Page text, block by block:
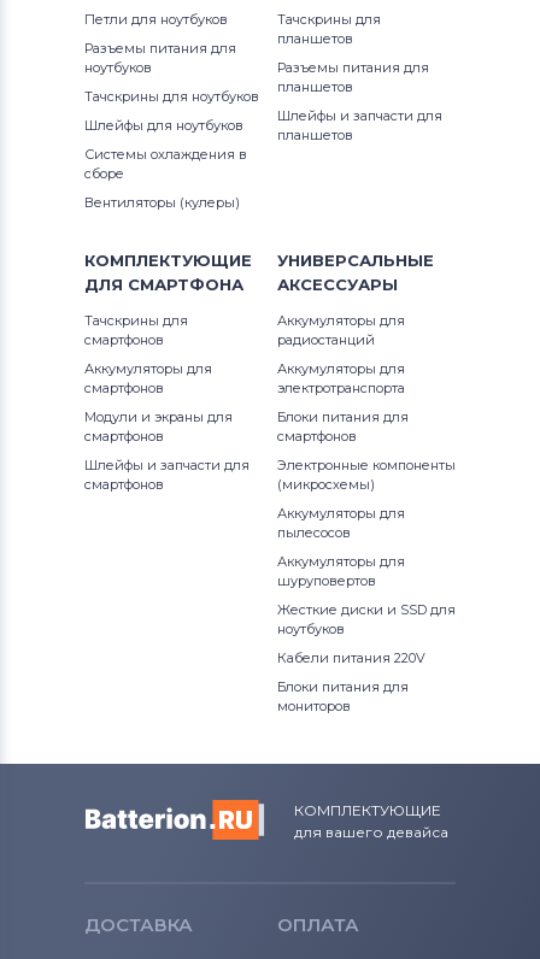
Петли для ноутбуков
Разъемы питания для
ноутбуков
Тачскрины для ноутбуков
Шлейфы для ноутбуков
Системы охлаждения в
сборе
Вентиляторы (кулеры)
Тачскрины для
планшетов
Разъемы питания для
планшетов
Шлейфы и запчасти для
планшетов
КОМПЛЕКТУЮЩИЕ
ДЛЯ СМАРТФОНА
Тачскрины для
смартфонов
Аккумуляторы для
смартфонов
Модули и экраны для
смартфонов
Шлейфы и запчасти для
смартфонов
УНИВЕРСАЛЬНЫЕ
АКСЕССУАРЫ
Аккумуляторы для
радиостанций
Аккумуляторы для
электротранспорта
Блоки питания для
смартфонов
Электронные компоненты
(микросхемы)
Аккумуляторы для
пылесосов
Аккумуляторы для
шуруповертов
Жесткие диски и SSD для
ноутбуков
Кабели питания 220V
Блоки питания для
мониторов
КОМПЛЕКТУЮЩИЕ
для вашего девайса
ДОСТАВКА
ОПЛАТА